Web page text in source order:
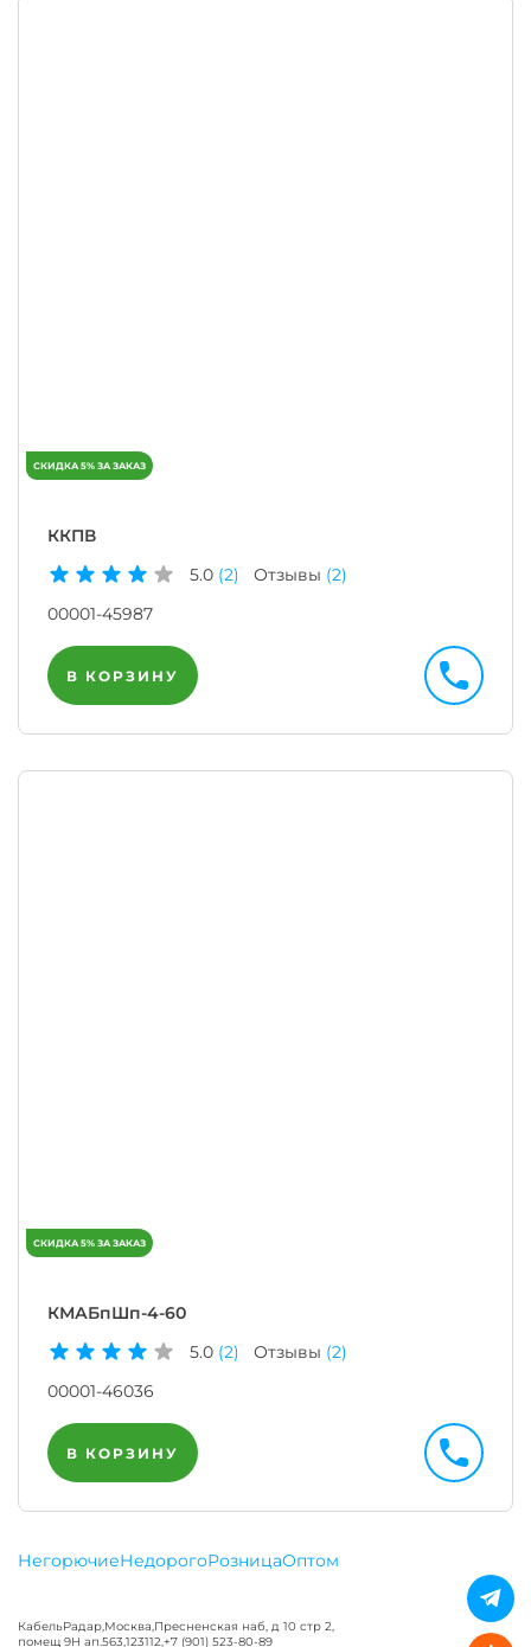
ККПВ
5.0 (2) Отзывы (2)
00001-45987
В КОРЗИНУ
КМАБпШп-4-60
5.0 (2) Отзывы (2)
00001-46036
В КОРЗИНУ
НегорючиеНедорогоРозницаОптом
КабельРадар,Москва,Пресненская наб, д 10 стр 2,
помещ 9Н ап.563,123112,+7 (901) 523-80-89